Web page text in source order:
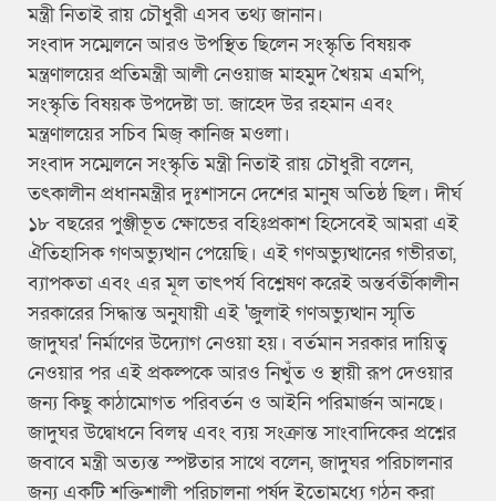
মন্ত্রী নিতাই রায় চৌধুরী এসব তথ্য জানান।
​সংবাদ সম্মেলনে আরও উপস্থিত ছিলেন সংস্কৃতি বিষয়ক
মন্ত্রণালয়ের প্রতিমন্ত্রী আলী নেওয়াজ মাহমুদ খৈয়ম এমপি,
সংস্কৃতি বিষয়ক উপদেষ্টা ডা. জাহেদ উর রহমান এবং
মন্ত্রণালয়ের সচিব মিজ্ কানিজ মওলা।
​সংবাদ সম্মেলনে সংস্কৃতি মন্ত্রী নিতাই রায় চৌধুরী বলেন,
তৎকালীন প্রধানমন্ত্রীর দুঃশাসনে দেশের মানুষ অতিষ্ঠ ছিল। দীর্ঘ
১৮ বছরের পুঞ্জীভূত ক্ষোভের বহিঃপ্রকাশ হিসেবেই আমরা এই
ঐতিহাসিক গণঅভ্যুত্থান পেয়েছি। এই গণঅভ্যুত্থানের গভীরতা,
ব্যাপকতা এবং এর মূল তাৎপর্য বিশ্লেষণ করেই অন্তর্বর্তীকালীন
সরকারের সিদ্ধান্ত অনুযায়ী এই 'জুলাই গণঅভ্যুত্থান স্মৃতি
জাদুঘর' নির্মাণের উদ্যোগ নেওয়া হয়। বর্তমান সরকার দায়িত্ব
নেওয়ার পর এই প্রকল্পকে আরও নিখুঁত ও স্থায়ী রূপ দেওয়ার
জন্য কিছু কাঠামোগত পরিবর্তন ও আইনি পরিমার্জন আনছে।
​জাদুঘর উদ্বোধনে বিলম্ব এবং ব্যয় সংক্রান্ত সাংবাদিকের প্রশ্নের
জবাবে মন্ত্রী অত্যন্ত স্পষ্টতার সাথে বলেন, জাদুঘর পরিচালনার
জন্য একটি শক্তিশালী পরিচালনা পর্ষদ ইতোমধ্যে গঠন করা